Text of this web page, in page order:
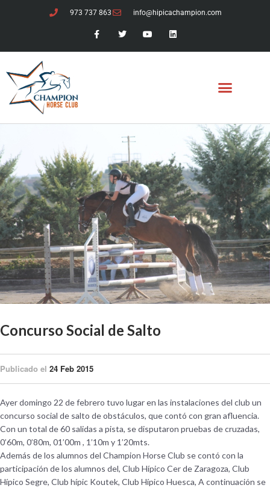
973 737 863 info@hipicachampion.com
Concurso Social de Salto
Publicado el 24 Feb 2015
Ayer domingo 22 de febrero tuvo lugar en las instalaciones del club un
concurso social de salto de obstáculos, que contó con gran afluencia.
Con un total de 60 salidas a pista, se disputaron pruebas de cruzadas,
0’60m, 0’80m, 01’00m , 1’10m y 1’20mts.
Además de los alumnos del Champion Horse Club se contó con la
participación de los alumnos del, Club Hípico Cer de Zaragoza, Club
Hípico Segre, Club hípic Koutek, Club Hípico Huesca, A continuación se